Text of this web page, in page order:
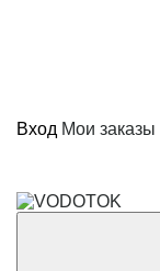
Вход Мои заказы